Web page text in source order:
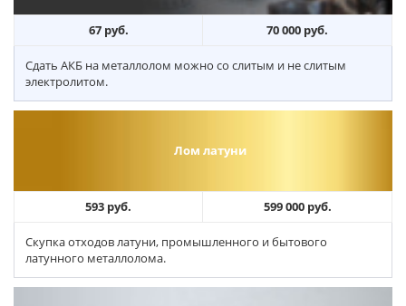
67 руб. 70 000 руб.
Сдать АКБ на металлолом можно со слитым и не слитым
электролитом.
Лом латуни
593 руб. 599 000 руб.
Скупка отходов латуни, промышленного и бытового
латунного металлолома.